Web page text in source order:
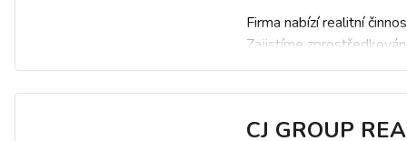
Firma nabízí realitní
Zajistíme
prodej a pronájem
domů, bytů, pozemků,
objektů. Zajistíme právní
CJ GROUP